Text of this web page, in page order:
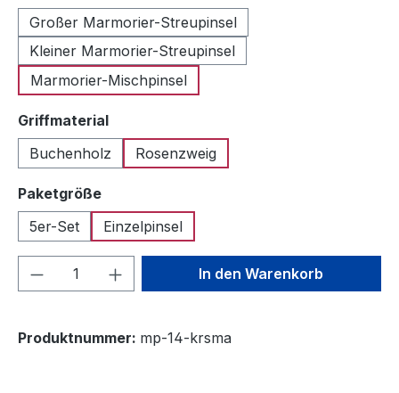
Großer Marmorier-Streupinsel
Kleiner Marmorier-Streupinsel
Marmorier-Mischpinsel
Griffmaterialauswählen
Buchenholz
Rosenzweig
Paketgrößeauswählen
5er-Set
Einzelpinsel
Produkt Anzahl: Gib denIn den Warenkorb
Produktnummer: mp-14-krsma